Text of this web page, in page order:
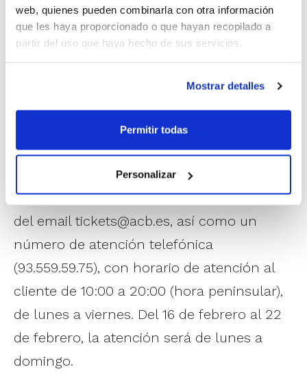
web, quienes pueden combinarla con otra información
que les haya proporcionado o que hayan recopilado a
partir del uso que haya hecho de sus servicios.
Mostrar detalles
Permitir todas
Personalizar
Fase 3: Els equips classificats disposaran
de 262 abonaments per club, que
aconseguisquen la classificació
matemàtica per a l'esdeveniment.
Atención al cliente
La ACB habilitará desde el 15 de diciembre
un servicio de atención al cliente a través
del email tickets@acb.es, así como un
número de atención telefónica
(93.559.59.75), con horario de atención al
cliente de 10:00 a 20:00 (hora peninsular),
de lunes a viernes. Del 16 de febrero al 22
de febrero, la atención será de lunes a
domingo.